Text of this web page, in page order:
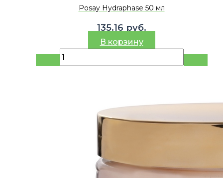
Posay Hydraphase 50 мл
135.16 руб.
В корзину